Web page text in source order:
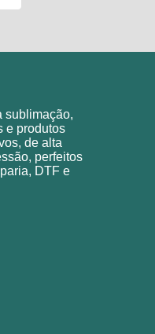
sublimação,
e produtos
de alta
perfeitos
DTF e